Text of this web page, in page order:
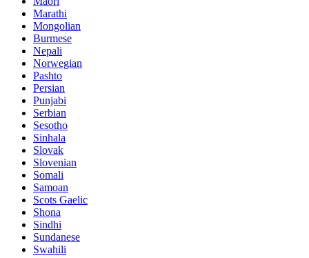
Marathi
Mongolian
Burmese
Nepali
Norwegian
Pashto
Persian
Punjabi
Serbian
Sesotho
Sinhala
Slovak
Slovenian
Somali
Samoan
Scots Gaelic
Shona
Sindhi
Sundanese
Swahili